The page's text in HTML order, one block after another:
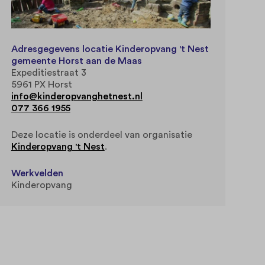
Adresgegevens locatie Kinderopvang 't Nest
gemeente Horst aan de Maas
Expeditiestraat 3
5961 PX Horst
info@kinderopvanghetnest.nl
077 366 1955
Deze locatie is onderdeel van organisatie
Kinderopvang 't Nest.
Werkvelden
Kinderopvang